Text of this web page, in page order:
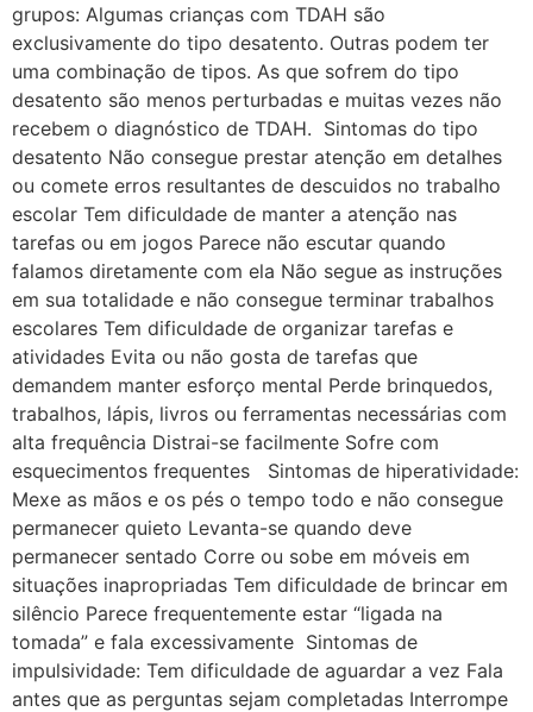
grupos: Algumas crianças com TDAH são
exclusivamente do tipo desatento. Outras podem ter
uma combinação de tipos. As que sofrem do tipo
desatento são menos perturbadas e muitas vezes não
recebem o diagnóstico de TDAH. Sintomas do tipo
desatento Não consegue prestar atenção em detalhes
ou comete erros resultantes de descuidos no trabalho
escolar Tem dificuldade de manter a atenção nas
tarefas ou em jogos Parece não escutar quando
falamos diretamente com ela Não segue as instruções
em sua totalidade e não consegue terminar trabalhos
escolares Tem dificuldade de organizar tarefas e
atividades Evita ou não gosta de tarefas que
demandem manter esforço mental Perde brinquedos,
trabalhos, lápis, livros ou ferramentas necessárias com
alta frequência Distrai-se facilmente Sofre com
esquecimentos frequentes Sintomas de hiperatividade:
​Mexe as mãos e os pés o tempo todo e não consegue
permanecer quieto Levanta-se quando deve
permanecer sentado Corre ou sobe em móveis em
situações inapropriadas Tem dificuldade de brincar em
silêncio Parece frequentemente estar “ligada na
tomada” e fala excessivamente Sintomas de
impulsividade: Tem dificuldade de aguardar a vez Fala
antes que as perguntas sejam completadas​ Interrompe